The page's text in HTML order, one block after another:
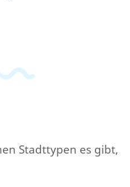
Stadttypen es gibt,